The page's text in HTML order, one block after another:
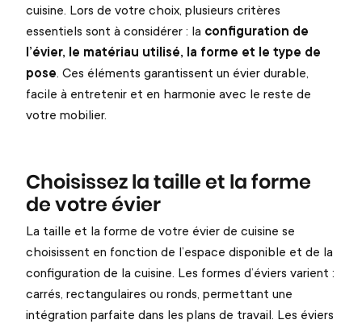
cuisine. Lors de votre choix, plusieurs critères
essentiels sont à considérer : la configuration de
l’évier, le matériau utilisé, la forme et le type de
pose. Ces éléments garantissent un évier durable,
facile à entretenir et en harmonie avec le reste de
votre mobilier.
Choisissez la taille et la forme
de votre évier
La taille et la forme de votre évier de cuisine se
choisissent en fonction de l’espace disponible et de la
configuration de la cuisine. Les formes d’éviers varient :
carrés, rectangulaires ou ronds, permettant une
intégration parfaite dans les plans de travail. Les éviers